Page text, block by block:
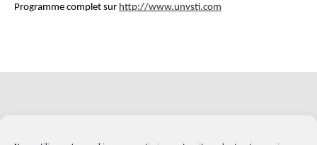
Programme complet sur http://www.unvsti.com